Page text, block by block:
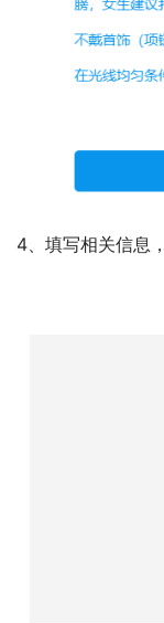
4、填写相关信息